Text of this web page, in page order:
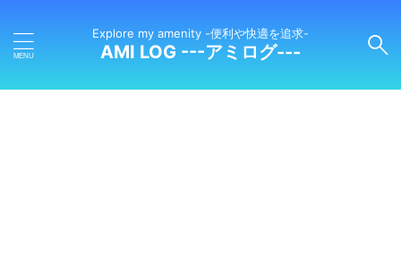
Explore my amenity -便利や快適を追求-
AMI LOG ---アミログ---